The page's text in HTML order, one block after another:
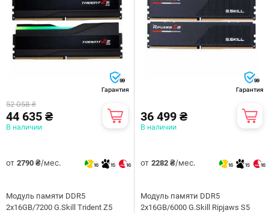
99
Гарантия
52 058 ₴
44 635 ₴
В наличии
от 2790 ₴/мес. 16 15 16
Модуль памяти DDR5
2x16GB/7200 G.Skill Trident Z5
99
Гарантия
36 499 ₴
В наличии
от 2282 ₴/мес. 16 15 16
Модуль памяти DDR5
2x16GB/6000 G.Skill Ripjaws S5